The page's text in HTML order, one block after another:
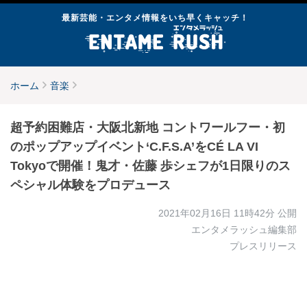
最新芸能・エンタメ情報をいち早くキャッチ！
ホーム 音楽
超予約困難店・大阪北新地 コントワールフー・初
のポップアップイベント‘C.F.S.A’をCÉ LA VI
Tokyoで開催！鬼才・佐藤 歩シェフが1日限りのス
ペシャル体験をプロデュース
2021年02月16日 11時42分 公開
エンタメラッシュ編集部
プレスリリース